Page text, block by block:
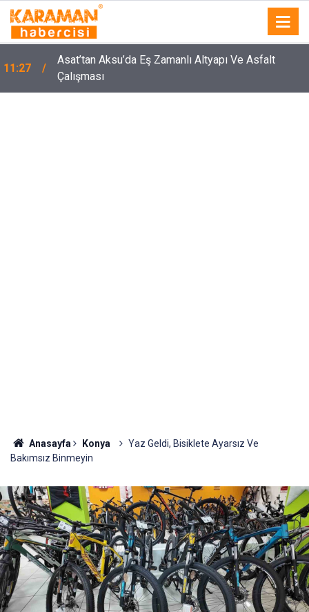
11:27
Asat’tan Aksu’da Eş Zamanlı Altyapı Ve Asfalt
Çalışması
Anasayfa Konya
Yaz Geldi, Bisiklete Ayarsız Ve
Bakımsız Binmeyin